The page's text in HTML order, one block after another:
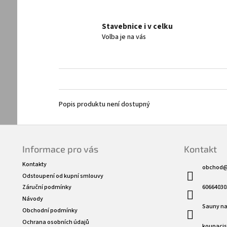
Stavebnice i v celku
Volba je na vás
Popis produktu není dostupný
Informace pro vás
Kontakty
Odstoupení od kupní smlouvy
Záruční podmínky
Návody
Obchodní podmínky
Ochrana osobních údajů
Kontakt
obchod
Sauny